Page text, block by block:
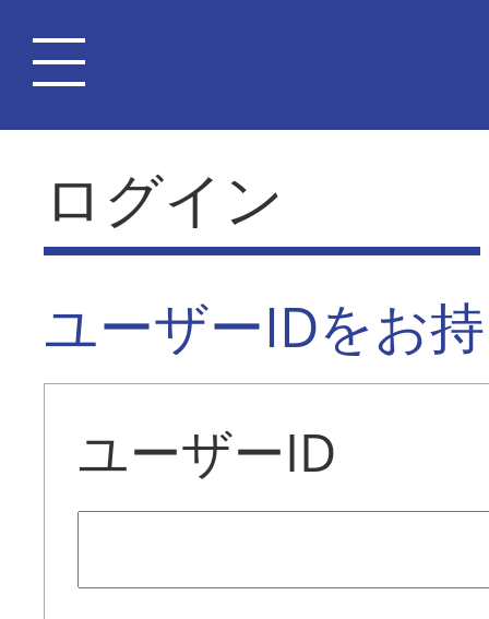
ログイン
ユーザーIDをお
ユーザーID